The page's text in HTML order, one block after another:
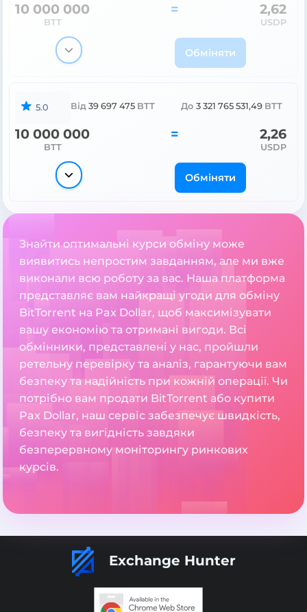
10 000 000
BTT
= 2,62
USDP
Обміняти
5.0 Від 39 697 475 BTT До 3 321 765 531,49 BTT
10 000 000
BTT
= 2,26
USDP
Обміняти
Знайти оптимальні курси обміну може
виявитись непростим завданням, але ми вже
виконали всю роботу за вас. Наша платформа
представляє вам найкращі угоди для обміну
BitTorrent на Pax Dollar, щоб максимізувати
вашу економію та отримані вигоди. Всі
обмінники, представлені у нас, пройшли
ретельну перевірку та аналіз, гарантуючи вам
безпеку та надійність при кожній операції. Чи
потрібно вам продати BitTorrent або купити
Pax Dollar, наш сервіс забезпечує швидкість,
безпеку та вигідність завдяки
безперервному моніторингу ринкових
курсів.
Exchange Hunter